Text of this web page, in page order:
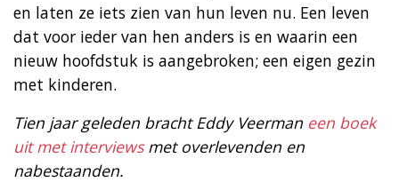
en laten ze iets zien van hun leven nu. Een leven
dat voor ieder van hen anders is en waarin een
nieuw hoofdstuk is aangebroken; een eigen gezin
met kinderen.
Tien jaar geleden bracht Eddy Veerman een boek
uit met interviewsmet overlevenden en
nabestaanden.